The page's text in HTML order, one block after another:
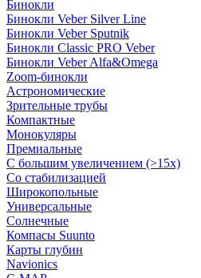
Бинокли
Бинокли Veber Silver Line
Бинокли Veber Sputnik
Бинокли Classic PRO Veber
Бинокли Veber Alfa&Omega
Zoom-бинокли
Астрономические
Зрительные трубы
Компактные
Монокуляры
Премиальные
С большим увеличением (>15x)
Со стабилизацией
Широкопольные
Универсальные
Солнечные
Компасы Suunto
Карты глубин
Navionics